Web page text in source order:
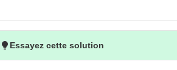
Essayez cette solution